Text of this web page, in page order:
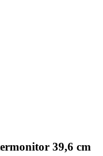
39,6 cm